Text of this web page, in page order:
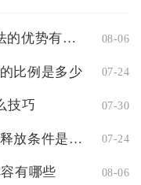
影之刃3弦者召唤流心法的优势有哪些 08-06
比例是多少 07-24
技巧 07-30
乱斗西游蛟魔王技能的释放条件是什么 07-24
有哪些 08-06